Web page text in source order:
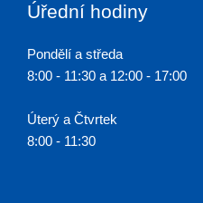
Úřední hodiny
Pondělí a středa
8:00 - 11:30 a 12:00 - 17:00
Úterý a Čtvrtek
8:00 - 11:30